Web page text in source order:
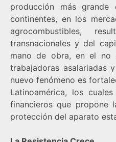
producción más
continentes, en los
agrocombustibles,
transnacionales y del
mano de obra, en el no
trabajadoras asalariadas
nuevo fenómeno es
Latinoamérica, los
financieros que propone
protección del aparato